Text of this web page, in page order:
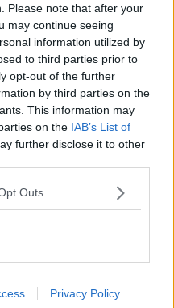
Please note that after your
may continue seeing
information utilized by
to third parties prior to
opt-out of the further
by third parties on the
This information may
on the IAB’s List of
further disclose it to other
Outs
Privacy Policy
un volontario
stata investita
morto un 77enne
in due in ospedale
un morto e due feriti
caos al Centro
scooter e furgone
tre intossicati